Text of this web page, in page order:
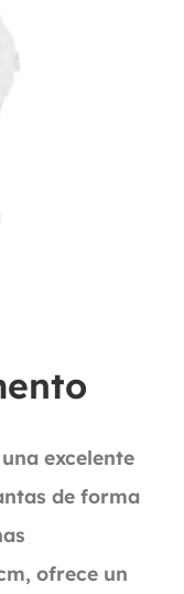
excelente
de forma
ofrece un